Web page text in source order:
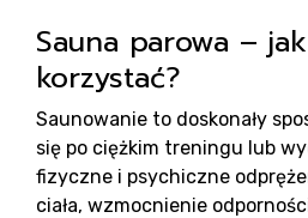
Sauna parowa –
korzystać?
Saunowanie to doskonały
się po ciężkim treningu lub
fizyczne i psychiczne
ciała, wzmocnienie